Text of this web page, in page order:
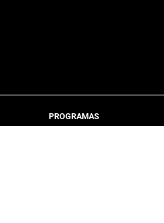
PROGRAMAS